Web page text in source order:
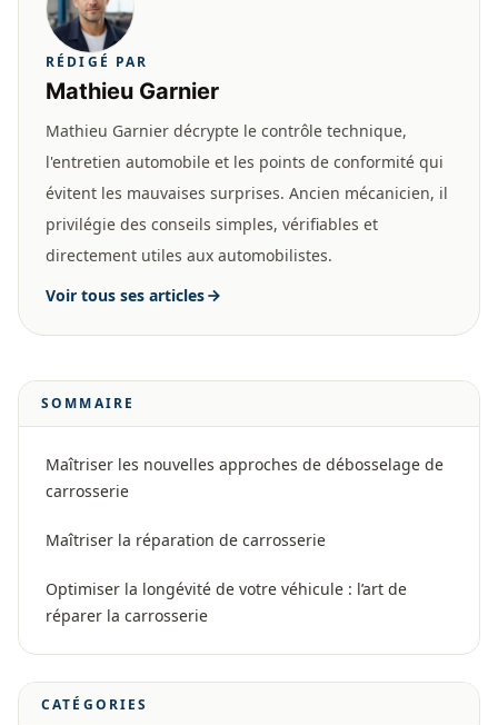
RÉDIGÉ PAR
Mathieu Garnier
Mathieu Garnier décrypte le contrôle technique,
l'entretien automobile et les points de conformité qui
évitent les mauvaises surprises. Ancien mécanicien, il
privilégie des conseils simples, vérifiables et
directement utiles aux automobilistes.
Voir tous ses articles
SOMMAIRE
Maîtriser les nouvelles approches de débosselage de
carrosserie
Maîtriser la réparation de carrosserie
Optimiser la longévité de votre véhicule : l’art de
réparer la carrosserie
CATÉGORIES